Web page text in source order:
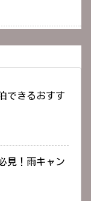
できるおすす
見！雨キャン